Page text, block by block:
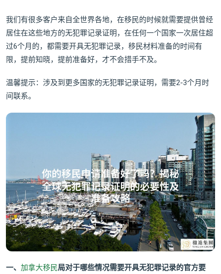
我们有很多客户来自全世界各地，在移民的时候就需要提供曾经
居住在这些地方的无犯罪记录证明，在任何一个国家一次居住超
过6个月的，都需要开具无犯罪记录，移民材料准备的时间有
限，提前知晓，提前准备好，才不会措手不及。
温馨提示：涉及到更多国家的无犯罪记录证明，需要2-3个月时
间联系。
一、 加拿大移民局对于哪些情况需要开具无犯罪记录的官方要